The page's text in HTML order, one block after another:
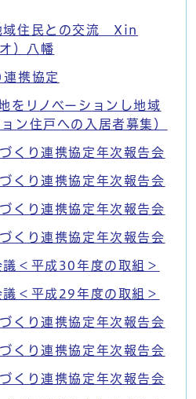
域住民との交流 Xin
）八幡
携協定
をリノベーションし地域
ン住戸への入居者募集）
くり連携協定年次報告会
くり連携協定年次報告会
くり連携協定年次報告会
くり連携協定年次報告会
＜平成30年度の取組＞
＜平成29年度の取組＞
くり連携協定年次報告会
くり連携協定年次報告会
くり連携協定年次報告会